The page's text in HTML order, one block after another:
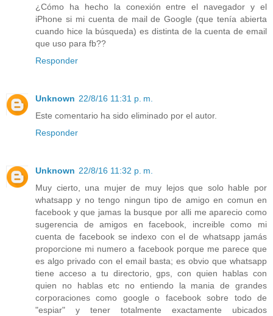
¿Cómo ha hecho la conexión entre el navegador y el
iPhone si mi cuenta de mail de Google (que tenía abierta
cuando hice la búsqueda) es distinta de la cuenta de email
que uso para fb??
Responder
Unknown 22/8/16 11:31 p. m.
Este comentario ha sido eliminado por el autor.
Responder
Unknown 22/8/16 11:32 p. m.
Muy cierto, una mujer de muy lejos que solo hable por
whatsapp y no tengo ningun tipo de amigo en comun en
facebook y que jamas la busque por alli me aparecio como
sugerencia de amigos en facebook, increible como mi
cuenta de facebook se indexo con el de whatsapp jamás
proporcione mi numero a facebook porque me parece que
es algo privado con el email basta; es obvio que whatsapp
tiene acceso a tu directorio, gps, con quien hablas con
quien no hablas etc no entiendo la mania de grandes
corporaciones como google o facebook sobre todo de
"espiar" y tener totalmente exactamente ubicados